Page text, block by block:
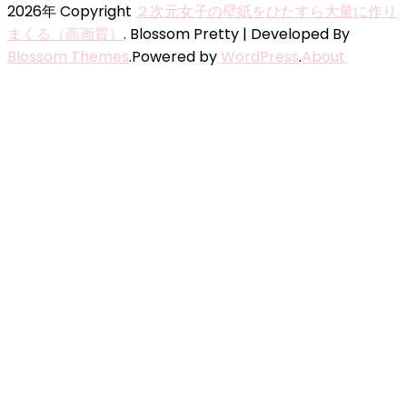
2026年 Copyright ２次元女子の壁紙をひたすら大量に作り
まくる（高画質） . Blossom Pretty | Developed By
Blossom Themes.Powered byWordPress.About